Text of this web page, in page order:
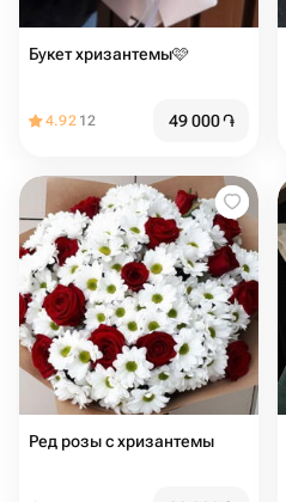
Букет хризантемы🩷
4.92 12 49 000֏
Ред розы с хризантемы